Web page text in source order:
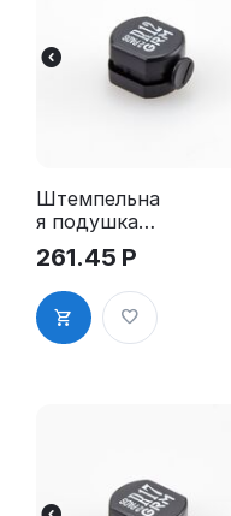
Штемпельна
я подушка
для GRM R12
2Pads
261.45 Р